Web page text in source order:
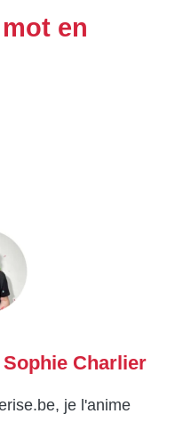
en
Sophie Charlier
je l'anime